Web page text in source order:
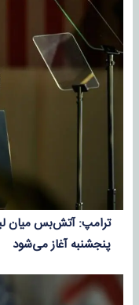
پنجشنبه آغاز می‌شود